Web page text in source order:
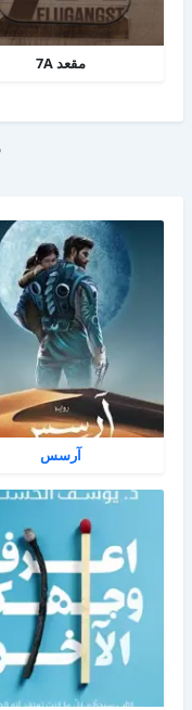
مقعد 7A
آرسس